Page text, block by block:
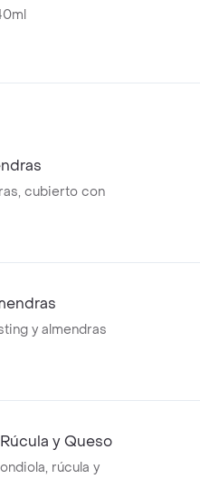
cubierto con
y almendras
y Queso
rúcula y